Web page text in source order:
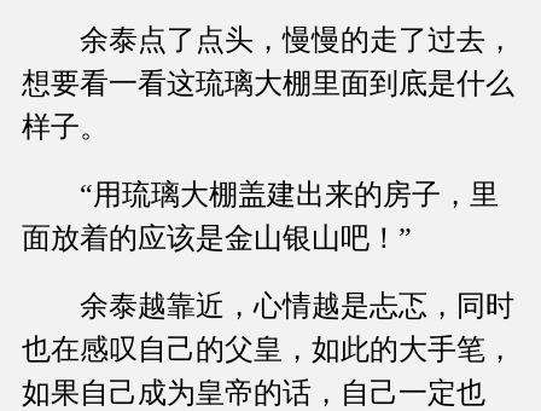
余泰点了点头，慢慢的走了过去，
想要看一看这琉璃大棚里面到底是什么
样子。
“用琉璃大棚盖建出来的房子，里
面放着的应该是金山银山吧！”
余泰越靠近，心情越是忐忑，同时
也在感叹自己的父皇，如此的大手笔，
如果自己成为皇帝的话，自己一定也